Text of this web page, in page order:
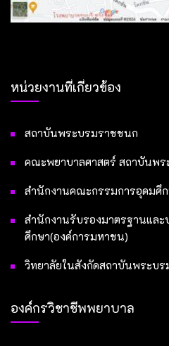
หน่วยงานที่เกี่ยวข้อง
สถาบันพระบรมราชชนก
คณะพยาบาลศาสตร์ สถาบันพ
สำนักงานคณะกรรมการอุดมศึ
สำนักงานรับรองมาตรฐานแล
ศึกษา(องค์การมหาชน)
วิทยาลัยในสังกัดสถาบันพระบ
องค์กรวิชาชีพพยาบาล